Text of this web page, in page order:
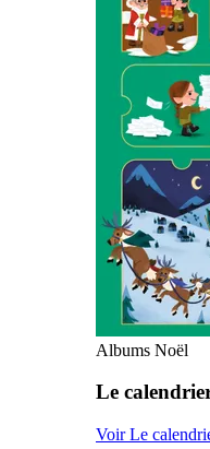
Albums Noël
Le
Voir Le